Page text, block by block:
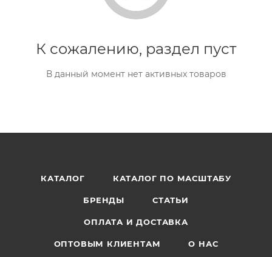
К сожалению, раздел пуст
В данный момент нет активных товаров
КАТАЛОГ КАТАЛОГ ПО МАСШТАБУ
БРЕНДЫ СТАТЬИ
ОПЛАТА И ДОСТАВКА
ОПТОВЫМ КЛИЕНТАМ О НАС